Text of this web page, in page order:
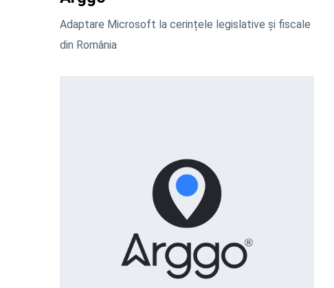
Adaptare Microsoft la cerințele legislative și fiscale
din România